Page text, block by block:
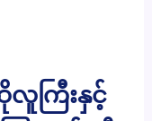
ကြီးနှင့်